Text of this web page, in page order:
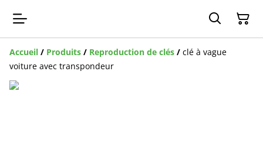
Accueil / Produits / Reproduction de clés / clé à vague
voiture avec transpondeur